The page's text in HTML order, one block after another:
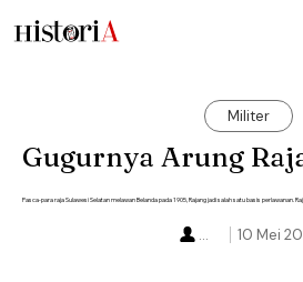
Militer
Gugurnya Arung
Pasca-para raja Sulawesi Selatan melawan Belanda pada 1905, Rajang jadi salah satu basis perlawanan.
10 Mei
...